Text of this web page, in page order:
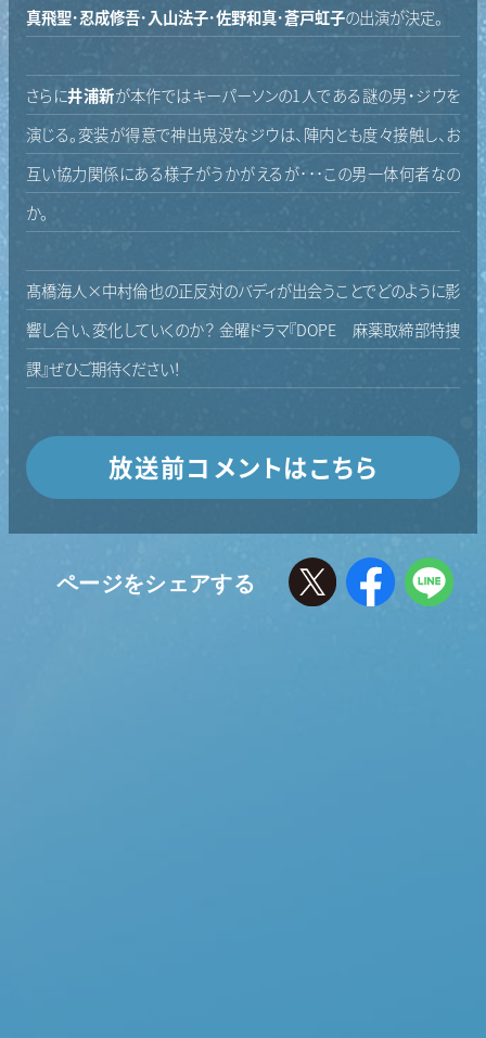
真飛聖・忍成修吾・入山法子・佐野和真・蒼戸虹子の出演が決定。
さらに井浦新が本作ではキーパーソンの1人である謎の男・ジウを
演じる。変装が得意で神出鬼没なジウは、陣内とも度々接触し、お
互い協力関係にある様子がうかがえるが･･･この男一体何者なの
か。
髙橋海人×中村倫也の正反対のバディが出会うことでどのように影
響し合い、変化していくのか？ 金曜ドラマ『DOPE 麻薬取締部特捜
課』ぜひご期待ください！
放送前コメントはこちら
僕が演じさせていただく才木優人は、特捜課に異動させ
ページをシェアする